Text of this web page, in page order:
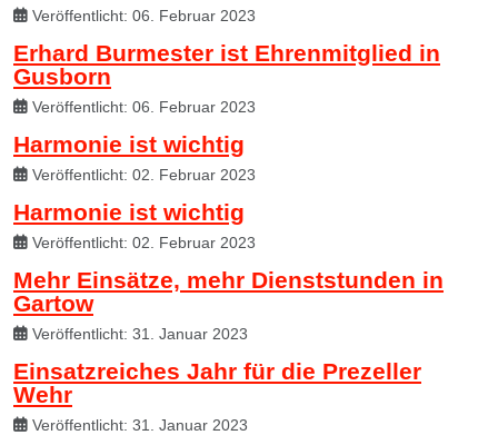
Veröffentlicht: 06. Februar 2023
Erhard Burmester ist Ehrenmitglied in
Gusborn
Veröffentlicht: 06. Februar 2023
Harmonie ist wichtig
Veröffentlicht: 02. Februar 2023
Harmonie ist wichtig
Veröffentlicht: 02. Februar 2023
Mehr Einsätze, mehr Dienststunden in
Gartow
Veröffentlicht: 31. Januar 2023
Einsatzreiches Jahr für die Prezeller
Wehr
Veröffentlicht: 31. Januar 2023